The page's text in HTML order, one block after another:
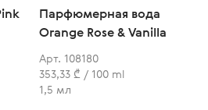
Парфюмерная вода
Orange Rose & Vanilla
Арт. 108180
353,33 ₾ / 100 ml
1,5 мл